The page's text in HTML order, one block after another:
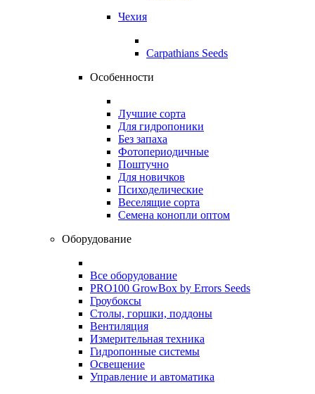
Чехия
Carpathians Seeds
Особенности
Лучшие сорта
Для гидропоники
Без запаха
Фотопериодичные
Поштучно
Для новичков
Психоделические
Веселящие сорта
Семена конопли оптом
Оборудование
Все оборудование
PRO100 GrowBox by Errors Seeds
Гроубоксы
Столы, горшки, поддоны
Вентиляция
Измерительная техника
Гидропонные системы
Освещение
Управление и автоматика